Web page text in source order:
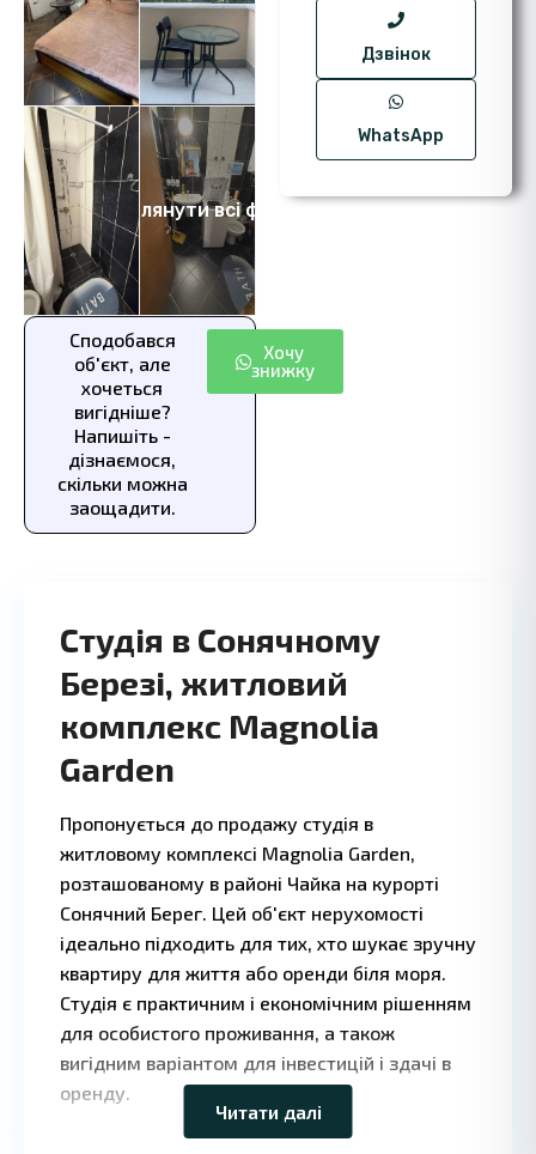
Переглянути всі фото 5
Сподобався
об'єкт, але
хочеться
вигідніше?
Напишіть -
дізнаємося,
скільки можна
заощадити.
Хочу
знижку
Дзвінок
WhatsApp
Студія в Сонячному
Березі, житловий
комплекс Magnolia
Garden
Пропонується до продажу студія в
житловому комплексі Magnolia Garden,
розташованому в районі Чайка на курорті
Сонячний Берег. Цей об'єкт нерухомості
ідеально підходить для тих, хто шукає зручну
квартиру для життя або оренди біля моря.
Студія є практичним і економічним рішенням
для особистого проживання, а також
вигідним варіантом для інвестицій і здачі в
оренду.
Опис квартири
Читати далі